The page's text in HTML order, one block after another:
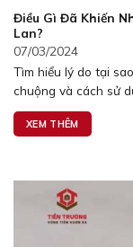
Điều Gì Đã Khiến
Lan?
07/03/2024
Tìm hiểu lý do tại
chuộng và cách sử
XEM THÊM